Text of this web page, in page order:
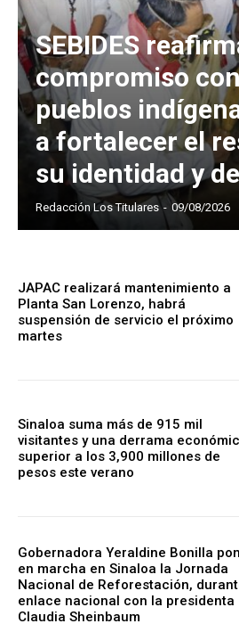
SEBIDES
compromiso
pueblos
a fortalecer el
su identidad y
Redacción Los Titulares - 09/08/2026
JAPAC realizará mantenimiento a
Planta San Lorenzo, habrá
suspensión de servicio el próximo
martes
Sinaloa suma más de 915 mil
visitantes y una derrama
superior a los 3,900 millones de
pesos este verano
Gobernadora Yeraldine Bonilla
en marcha en Sinaloa la Jornada
Nacional de Reforestación,
enlace nacional con la presidenta
Claudia Sheinbaum